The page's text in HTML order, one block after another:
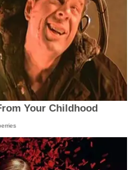
Your Childhood